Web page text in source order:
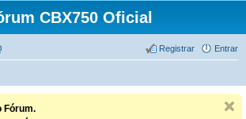
CBX750 Oficial
Entrar
Registrar
Fórum.